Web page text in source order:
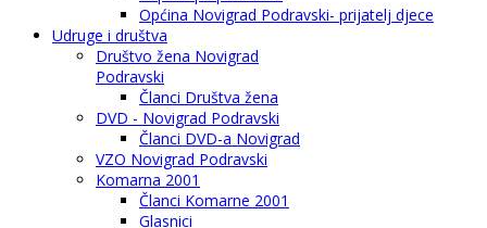
Općina Novigrad Podravski- prijatelj djece
Udruge i društva
Društvo žena Novigrad
Podravski
Članci Društva žena
DVD - Novigrad Podravski
Članci DVD-a Novigrad
VZO Novigrad Podravski
Komarna 2001
Članci Komarne 2001
Glasnici